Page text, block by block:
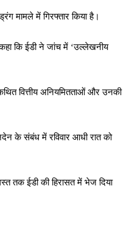
मामले में गिरफ्तार किया है।
कि ईडी ने जांच में ‘उल्लेखनीय
वित्तीय अनियमितताओं और उनकी
के संबंध में रविवार आधी रात को
तक ईडी की हिरासत में भेज दिया